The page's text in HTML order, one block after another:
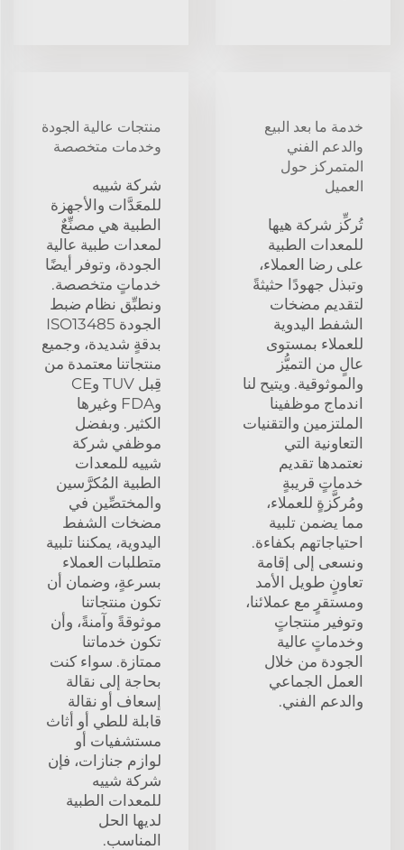
خدمة ما بعد البيع
والدعم الفني
المتمركز حول
العميل
تُركِّز شركة هيها
للمعدات الطبية
على رضا العملاء،
وتبذل جهودًا حثيثةً
لتقديم مضخات
الشفط اليدوية
للعملاء بمستوى
عالٍ من التميُّز
والموثوقية. ويتيح لنا
اندماج موظفينا
الملتزمين والتقنيات
التعاونية التي
نعتمدها تقديم
خدماتٍ قريبةٍ
ومُركَّزةٍ للعملاء،
مما يضمن تلبية
احتياجاتهم بكفاءة.
ونسعى إلى إقامة
تعاونٍ طويل الأمد
ومستقرٍ مع عملائنا،
وتوفير منتجاتٍ
وخدماتٍ عالية
الجودة من خلال
العمل الجماعي
والدعم الفني.
منتجات عالية الجودة
وخدمات متخصصة
شركة شييه
للمعَدَّات والأجهزة
الطبية هي مصنِّعٌ
لمعدات طبية عالية
الجودة، وتوفر أيضًا
خدماتٍ متخصصة.
ونطبِّق نظام ضبط
الجودة ISO13485
بدقةٍ شديدة، وجميع
منتجاتنا معتمدة من
قِبل TUV وCE
وFDA وغيرها
الكثير. وبفضل
موظفي شركة
شييه للمعدات
الطبية المُكرَّسين
والمختصِّين في
مضخات الشفط
اليدوية، يمكننا تلبية
متطلبات العملاء
بسرعةٍ، وضمان أن
تكون منتجاتنا
موثوقةً وآمنةً، وأن
تكون خدماتنا
ممتازة. سواء كنت
بحاجة إلى نقالة
إسعاف أو نقالة
قابلة للطي أو أثاث
مستشفيات أو
لوازم جنازات، فإن
شركة شييه
للمعدات الطبية
لديها الحل
المناسب.